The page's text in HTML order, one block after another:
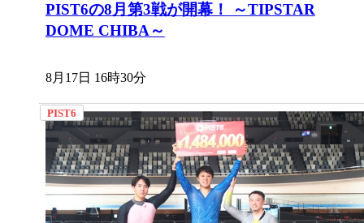
PIST6の8月第3戦が開幕！ ～TIPSTAR
DOME CHIBA～
8月17日 16時30分